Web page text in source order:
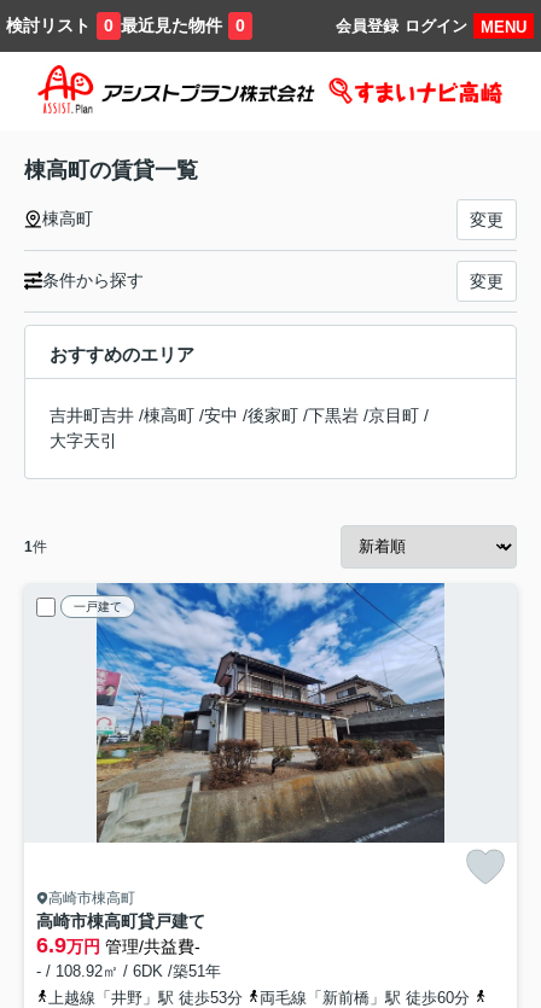
検討リスト 0 最近見た物件 0 MENU
ログイン
会員登録
棟高町の賃貸一覧
棟高町 変更
条件から探す 変更
おすすめのエリア
吉井町吉井 /棟高町 /安中 /後家町 /下黒岩 /京目町 /
大字天引
1件
一戸建て
高崎市棟高町
高崎市棟高町貸戸建て
6.9万円 管理/共益費-
- / 108.92㎡ / 6DK /築51年
上越線「井野」駅 徒歩53分
両毛線「新前橋」駅 徒歩60分